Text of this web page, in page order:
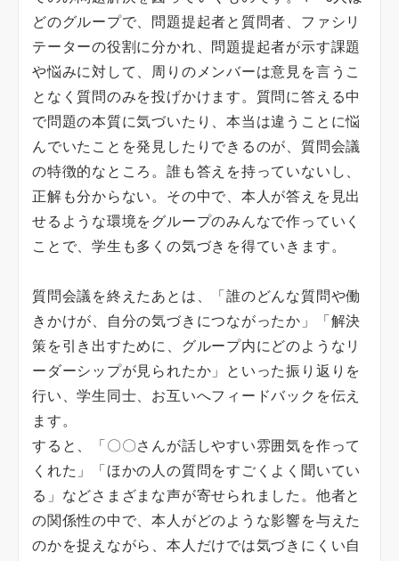
どのグループで、問題提起者と質問者、ファシリ
テーターの役割に分かれ、問題提起者が示す課題
や悩みに対して、周りのメンバーは意見を言うこ
となく質問のみを投げかけます。質問に答える中
で問題の本質に気づいたり、本当は違うことに悩
んでいたことを発見したりできるのが、質問会議
の特徴的なところ。誰も答えを持っていないし、
正解も分からない。その中で、本人が答えを見出
せるような環境をグループのみんなで作っていく
ことで、学生も多くの気づきを得ていきます。
質問会議を終えたあとは、「誰のどんな質問や働
きかけが、自分の気づきにつながったか」「解決
策を引き出すために、グループ内にどのようなリ
ーダーシップが見られたか」といった振り返りを
行い、学生同士、お互いへフィードバックを伝え
ます。
すると、「〇〇さんが話しやすい雰囲気を作って
くれた」「ほかの人の質問をすごくよく聞いてい
る」などさまざまな声が寄せられました。他者と
の関係性の中で、本人がどのような影響を与えた
のかを捉えながら、本人だけでは気づきにくい自